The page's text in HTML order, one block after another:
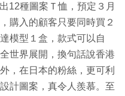
12種圖案Ｔ恤，預定３月
購入的顧客只要同時買２
模型１盒，款式可以自
世界展開，換句話說香港
，在日本的粉絲，更可利
計圖案，真令人羨慕。至